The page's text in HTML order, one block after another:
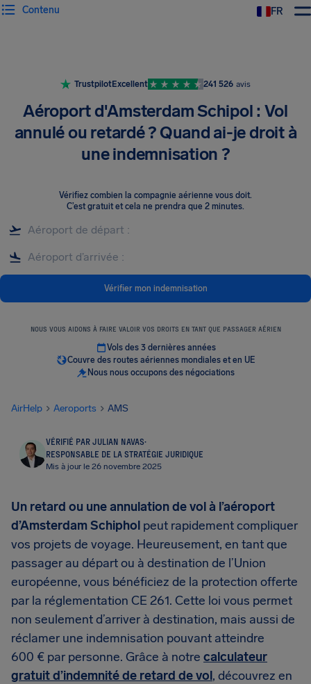
FR
Contenu
TrustpilotExcellent 241 526 avis
Aéroport d'Amsterdam Schipol : Vol
annulé ou retardé ? Quand ai-je droit à
une indemnisation ?
Vérifiez combien la compagnie aérienne vous doit.
C’est gratuit et cela ne prendra que 2 minutes.
Vérifier mon indemnisation
NOUS VOUS AIDONS À FAIRE VALOIR VOS DROITS EN TANT QUE PASSAGER AÉRIEN
Vols des 3 dernières années
Couvre des routes aériennes mondiales et en UE
Nous nous occupons des négociations
AirHelp Aeroports AMS
VÉRIFIÉ PAR JULIAN NAVAS·
RESPONSABLE DE LA STRATÉGIE JURIDIQUE
Mis à jour le 26 novembre 2025
Un retard ou une annulation de vol à l’aéroport
d’Amsterdam Schiphol peut rapidement compliquer
vos projets de voyage. Heureusement, en tant que
passager au départ ou à destination de l’Union
européenne, vous bénéficiez de la protection offerte
par la réglementation CE 261. Cette loi vous permet
non seulement d’arriver à destination, mais aussi de
réclamer une indemnisation pouvant atteindre
600 € par personne. Grâce à notre calculateur
gratuit d’indemnité de retard de vol, découvrez en